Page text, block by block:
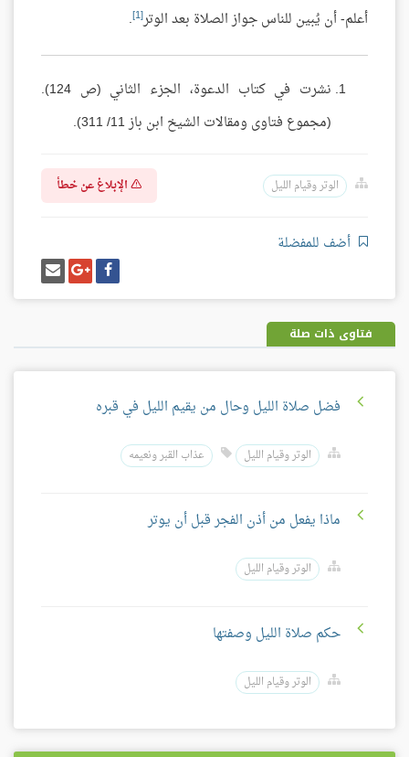
أعلم- أن يُبين للناس جواز الصلاة بعد الوتر[1]
.
نشرت في كتاب الدعوة، الجزء الثاني (ص 124).
(مجموع فتاوى ومقالات الشيخ ابن باز 11/ 311).
الوتر وقيام الليل الإبلاغ عن خطأ
أضف للمفضلة
شارك
على
فيسبوك
شارك
على
غوغل
بلس
إرسل
إيميل
فتاوى ذات صلة
فضل صلاة الليل وحال من يقيم الليل في قبره
الوتر وقيام الليل عذاب القبر ونعيمه
ماذا يفعل من أذن الفجر قبل أن يوتر
الوتر وقيام الليل
حكم صلاة الليل وصفتها
الوتر وقيام الليل